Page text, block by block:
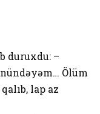
duruхdu: –
Ölüm
lap az